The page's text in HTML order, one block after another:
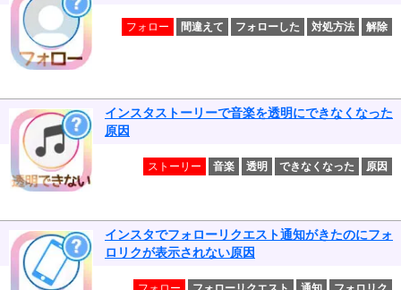
フォロー 間違えて フォローした 対処方法 解除
インスタストーリーで音楽を透明にできなくなった
原因
ストーリー 音楽 透明 できなくなった 原因
インスタでフォローリクエスト通知がきたのにフォ
ロリクが表示されない原因